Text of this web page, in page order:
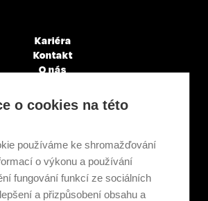
Kariéra
Kontakt
O nás
Články a novinky
GDPR & Cookies
Ekologická recyklace
Projekty EU
Intranet - Přihlášení
Přihlášení
o cookies na této
používáme ke shromažďování
o výkonu a používání
fungování funkcí ze sociálních
a přizpůsobení obsahu a